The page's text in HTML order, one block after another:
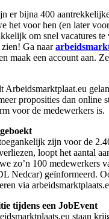
er bijna 400
het voor hen (en later
om snel vacatures
Ga naar
maak een account aan.
Arbeidsmarktplaat.eu
proposities dan online
voor de medewerkers is.
zijn voor de
loopt het aantal
zo’n 100 medewerkers
Nedcar) geïnformeerd.
via
tijdens een JobEvent
staan